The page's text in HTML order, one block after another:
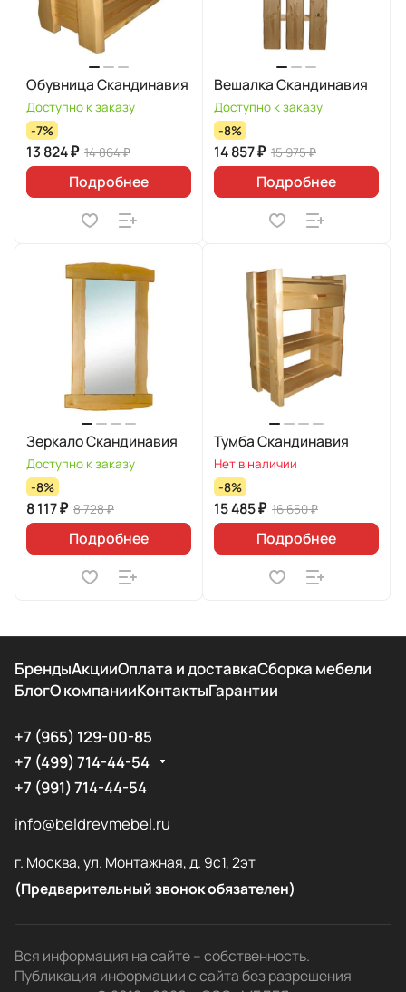
Обувница Скандинавия
Доступно к заказу
-7%
13 824 ₽ 14 864 ₽
Подробнее
Вешалка Скандинавия
Доступно к заказу
-8%
14 857 ₽ 15 975 ₽
Подробнее
Зеркало Скандинавия
Доступно к заказу
-8%
8 117 ₽ 8 728 ₽
Подробнее
Тумба Скандинавия
Нет в наличии
-8%
15 485 ₽ 16 650 ₽
Подробнее
БрендыАкцииОплата и доставкаСборка мебели
БлогО компанииКонтактыГарантии
+7 (965) 129-00-85
+7 (499) 714-44-54
+7 (991) 714-44-54
info@beldrevmebel.ru
г. Москва, ул. Монтажная, д. 9с1, 2эт
(Предварительный звонок обязателен)
Вся информация на сайте – собственность.
Публикация информации с сайта без разрешения